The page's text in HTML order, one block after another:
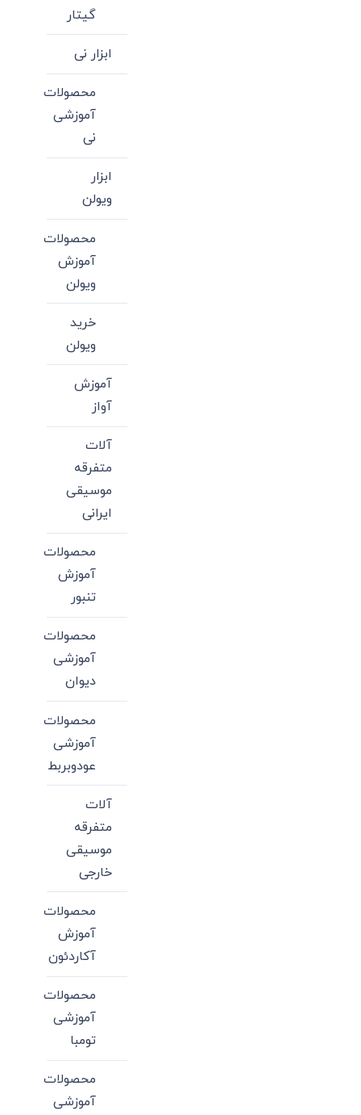
گیتار
ابزار نی
محصولات
آموزشی
نی
ابزار
ویولن
محصولات
آموزش
ویولن
خرید
ویولن
آموزش
آواز
آلات
متفرقه
موسیقی
ایرانی
محصولات
آموزش
تنبور
محصولات
آموزشی
دیوان
محصولات
آموزشی
عودوبربط
آلات
متفرقه
موسیقی
خارجی
محصولات
آموزش
آکاردئون
محصولات
آموزشی
تومبا
محصولات
آموزشی